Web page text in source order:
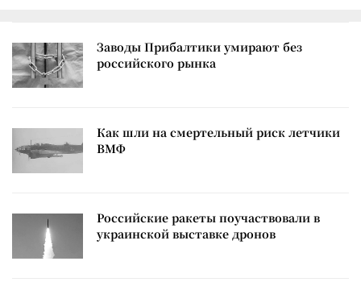
Заводы Прибалтики умирают без
российского рынка
Как шли на смертельный риск летчики
ВМФ
Российские ракеты поучаствовали в
украинской выставке дронов